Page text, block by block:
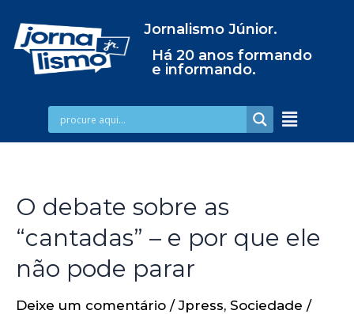
Jornalismo Júnior.
Há 20 anos formando
e informando.
O debate sobre as
“cantadas” – e por que ele
não pode parar
Deixe um comentário /Jpress, Sociedade /